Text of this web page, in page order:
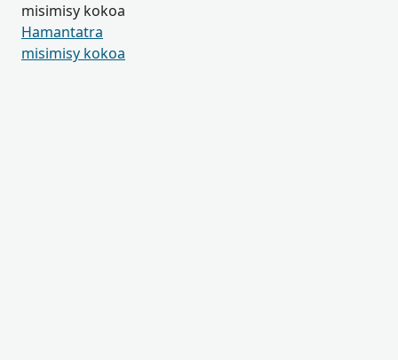
misimisy kokoa
Hamantatra
misimisy kokoa